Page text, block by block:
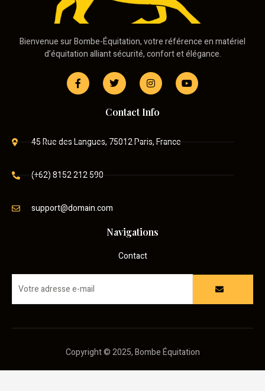
Bienvenue sur Bombe-Équitation, votre référence en matériel
d’équitation alliant sécurité, confort et élégance.
Contact Info
45 Rue des Langues, 75012 Paris, France
(+62) 8152 212 590
support@domain.com
Navigations
Contact
Copyright © 2025, Bombe Équitation